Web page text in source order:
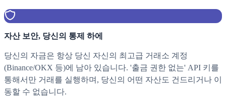
자산 보안, 당신의 통제 하에
당신의 자금은 항상 당신 자신의 최고급 거래소 계정
(Binance/OKX 등)에 남아 있습니다. '출금 권한 없는' API 키를
통해서만 거래를 실행하며, 당신의 어떤 자산도 건드리거나 이
동할 수 없습니다.